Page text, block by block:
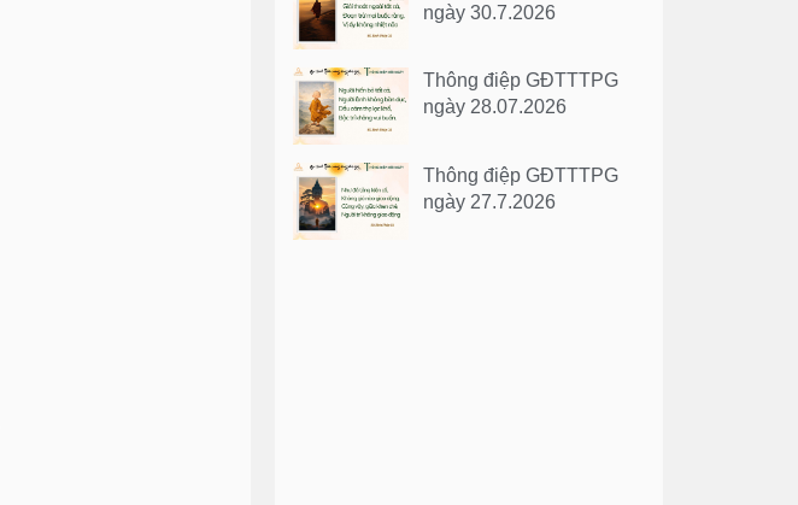
ngày 30.7.2026
Thông điệp GĐTTTPG
ngày 28.07.2026
Thông điệp GĐTTTPG
ngày 27.7.2026